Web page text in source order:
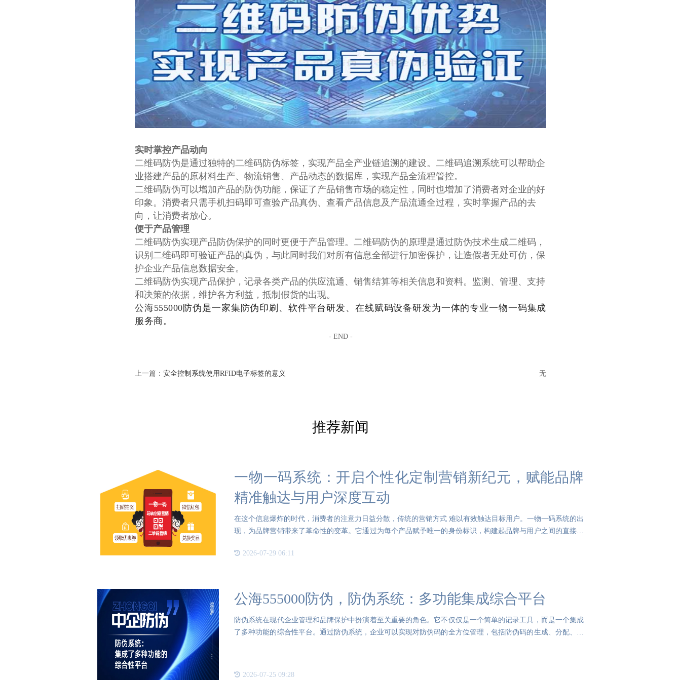
实时掌控产品动向
二维码防伪是通过独特的二维码防伪标签，实现产品全产业链追溯的建设。二维码追溯系统可以帮助企
业搭建产品的原材料生产、物流销售、产品动态的数据库，实现产品全流程管控。
二维码防伪可以增加产品的防伪功能，保证了产品销售市场的稳定性，同时也增加了消费者对企业的好
印象。消费者只需手机扫码即可查验产品真伪、查看产品信息及产品流通全过程，实时掌握产品的去
向，让消费者放心。
便于产品管理
二维码防伪实现产品防伪保护的同时更便于产品管理。二维码防伪的原理是通过防伪技术生成二维码，
识别二维码即可验证产品的真伪，与此同时我们对所有信息全部进行加密保护，让造假者无处可仿，保
护企业产品信息数据安全。
二维码防伪实现产品保护，记录各类产品的供应流通、销售结算等相关信息和资料。监测、管理、支持
和决策的依据，维护各方利益，抵制假货的出现。
公海555000 防伪是一家集防伪印刷、软件平台研发、在线赋码设备研发为一体的专业一物一码集成
服务商。
- END -
上一篇： 安全控制系统使用RFID电子标签的意义 无
推荐新闻
一物一码系统：开启个性化定制营销新纪元，赋能品牌
精准触达与用户深度互动
在这个信息爆炸的时代，消费者的注意力日益分散，传统的营销方式 难以有效触达目标用户。一物一码系统的出
现，为品牌营销带来了革命性的变革。它通过为每个产品赋予唯一的身份标识，构建起品牌与用户之间的直接桥
2026-07-29 06:11
公海555000防伪，防伪系统：多功能集成综合平台
防伪系统在现代企业管理和品牌保护中扮演着至关重要的角色。它不仅仅是一个简单的记录工具，而是一个集成
了多种功能的综合性平台。通过防伪系统，企业可以实现对防伪码的全方位管理，包括防伪码的生成、分配、使
2026-07-25 09:28